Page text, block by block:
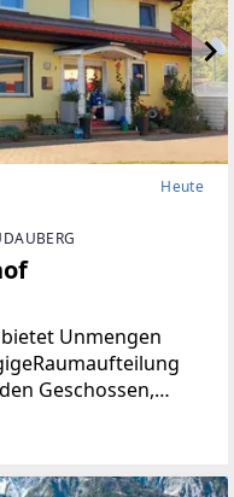
Heute
Unmengen
Geschossen,
Wohnzimmer mit